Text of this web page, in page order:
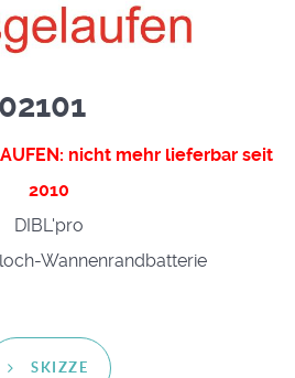
nicht mehr lieferbar seit
2010
DIBL'pro
Wannenrandbatterie
SKIZZE